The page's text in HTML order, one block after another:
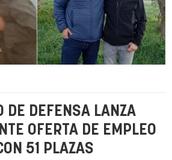
DE DEFENSA LANZA
OFERTA DE EMPLEO
51 PLAZAS